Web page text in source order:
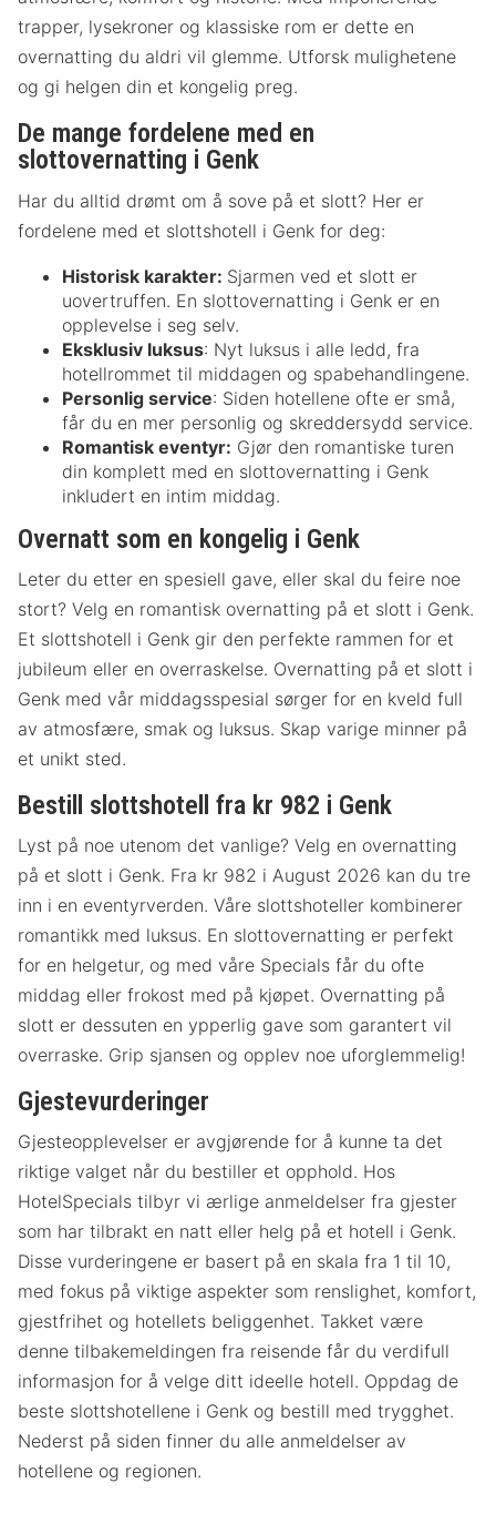
trapper, lysekroner og klassiske rom er dette en
overnatting du aldri vil glemme. Utforsk mulighetene
og gi helgen din et kongelig preg.
De mange fordelene med en
slottovernatting i Genk
Har du alltid drømt om å sove på et slott? Her er
fordelene med et slottshotell i Genk for deg:
Historisk karakter: Sjarmen ved et slott er
uovertruffen. En slottovernatting i Genk er en
opplevelse i seg selv.
Eksklusiv luksus: Nyt luksus i alle ledd, fra
hotellrommet til middagen og spabehandlingene.
Personlig service: Siden hotellene ofte er små,
får du en mer personlig og skreddersydd service.
Romantisk eventyr: Gjør den romantiske turen
din komplett med en slottovernatting i Genk
inkludert en intim middag.
Overnatt som en kongelig i Genk
Leter du etter en spesiell gave, eller skal du feire noe
stort? Velg en romantisk overnatting på et slott i Genk.
Et slottshotell i Genk gir den perfekte rammen for et
jubileum eller en overraskelse. Overnatting på et slott i
Genk med vår middagsspesial sørger for en kveld full
av atmosfære, smak og luksus. Skap varige minner på
et unikt sted.
Bestill slottshotell fra kr 982 i Genk
Lyst på noe utenom det vanlige? Velg en overnatting
på et slott i Genk. Fra kr 982 i August 2026 kan du tre
inn i en eventyrverden. Våre slottshoteller kombinerer
romantikk med luksus. En slottovernatting er perfekt
for en helgetur, og med våre Specials får du ofte
middag eller frokost med på kjøpet. Overnatting på
slott er dessuten en ypperlig gave som garantert vil
overraske. Grip sjansen og opplev noe uforglemmelig!
Gjestevurderinger
Gjesteopplevelser er avgjørende for å kunne ta det
riktige valget når du bestiller et opphold. Hos
HotelSpecials tilbyr vi ærlige anmeldelser fra gjester
som har tilbrakt en natt eller helg på et hotell i Genk.
Disse vurderingene er basert på en skala fra 1 til 10,
med fokus på viktige aspekter som renslighet, komfort,
gjestfrihet og hotellets beliggenhet. Takket være
denne tilbakemeldingen fra reisende får du verdifull
informasjon for å velge ditt ideelle hotell. Oppdag de
beste slottshotellene i Genk og bestill med trygghet.
Nederst på siden finner du alle anmeldelser av
hotellene og regionen.